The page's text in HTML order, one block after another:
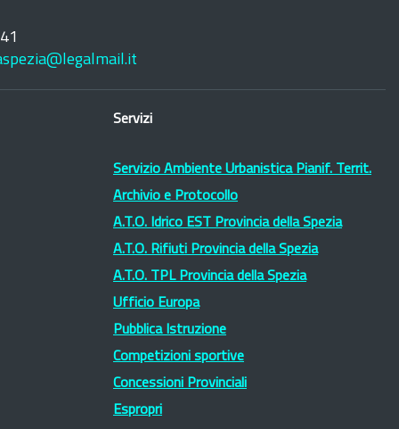
Servizi
Servizio Ambiente Urbanistica Pianif. Territ.
Archivio e Protocollo
A.T.O. Idrico EST Provincia della Spezia
A.T.O. Rifiuti Provincia della Spezia
A.T.O. TPL Provincia della Spezia
Ufficio Europa
Pubblica Istruzione
Competizioni sportive
Concessioni Provinciali
Espropri